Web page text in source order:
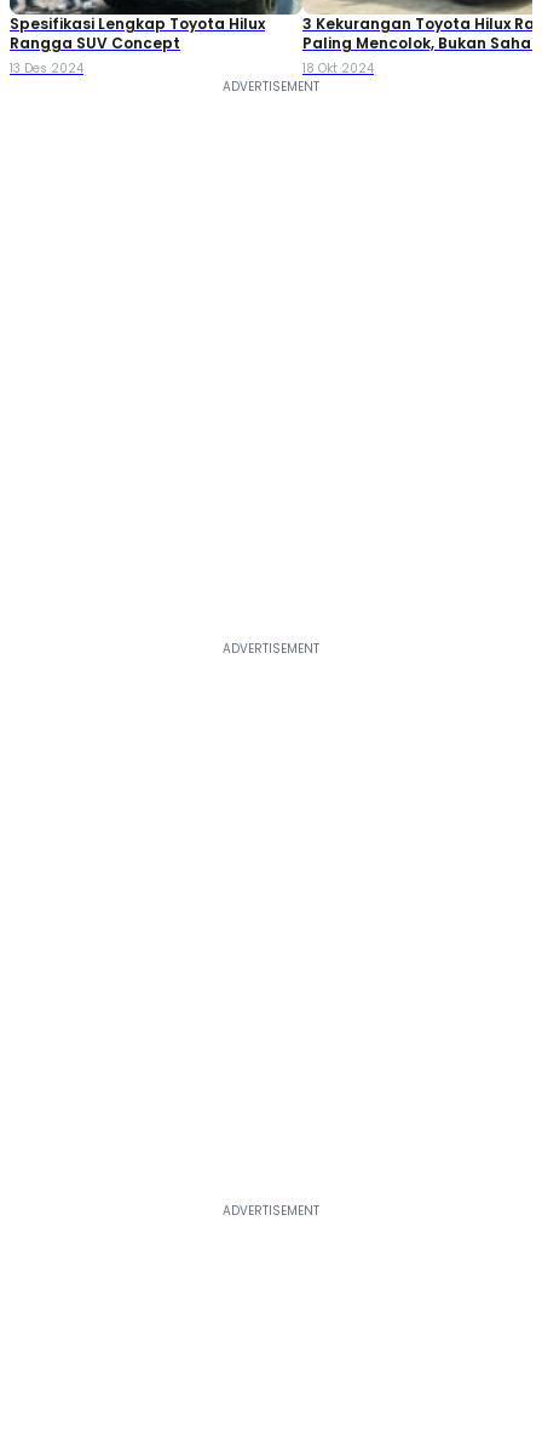
Spesifikasi Lengkap Toyota Hilux
Rangga SUV Concept
13 Des 2024
3 Kekurangan Toyota Hilux
Paling Mencolok, Bukan
Pedagang?
18 Okt 2024